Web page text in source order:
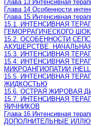
Глава 13 Интенсивная
Глава 14 Особенности
Глава 15 Интенсивная
15.1. ИНТЕНСИВНАЯ
ГЕМОРРАГИЧЕСКОГО
15.2. ОСОБЕННОСТИ
АКУШЕРСТВЕ.
15.3. ИНТЕНСИВНАЯ
15.4. ИНТЕНСИВНАЯ
МИКРОАНГИОПАТИИ
15.5. ИНТЕНСИВНАЯ
ЖИДКОСТЬЮ
15.6. ОСТРАЯ ЖИРОВАЯ
15.7. ИНТЕНСИВНАЯ
ЯИЧНИКОВ
Глава 16 Интенсивная
ДОПОЛНИТЕЛЬНЫЕ